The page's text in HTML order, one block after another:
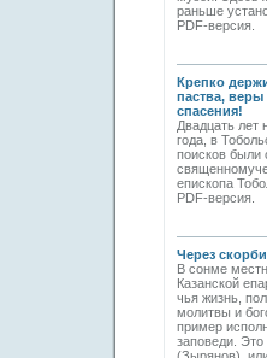
раньше
PDF-версия.
Крепко
паства, веры
спасения!
Двадцать лет
года, в
поисков
епископа
PDF-версия.
Через
В сонме
Казанской
чья жизнь,
молитвы и
пример
заповеди.